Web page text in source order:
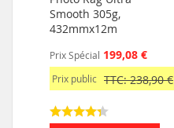
Smooth 305g,
432mmx12m
Prix Spécial 199,08 €
Prix public TTC: 238,90 €